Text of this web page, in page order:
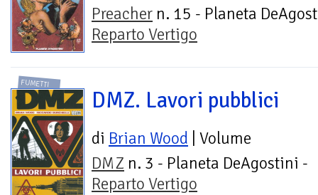
Preacher n. 15 - Planeta
Reparto Vertigo
FUMETTI
DMZ. Lavori pubblici
di Brian Wood | Volume
DMZ n. 3 - Planeta DeAgostini -
Reparto Vertigo